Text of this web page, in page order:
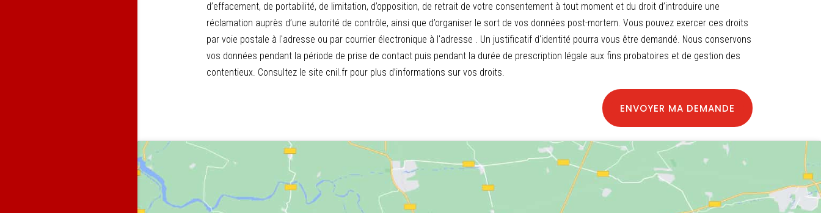
d’effacement, de portabilité, de limitation, d’opposition, de retrait de votre consentement à tout moment et du droit d’introduire une
réclamation auprès d’une autorité de contrôle, ainsi que d’organiser le sort de vos données post-mortem. Vous pouvez exercer ces droits
par voie postale à l'adresse ou par courrier électronique à l'adresse . Un justificatif d'identité pourra vous être demandé. Nous conservons
vos données pendant la période de prise de contact puis pendant la durée de prescription légale aux fins probatoires et de gestion des
contentieux. Consultez le site cnil.fr pour plus d’informations sur vos droits.
ENVOYER MA DEMANDE